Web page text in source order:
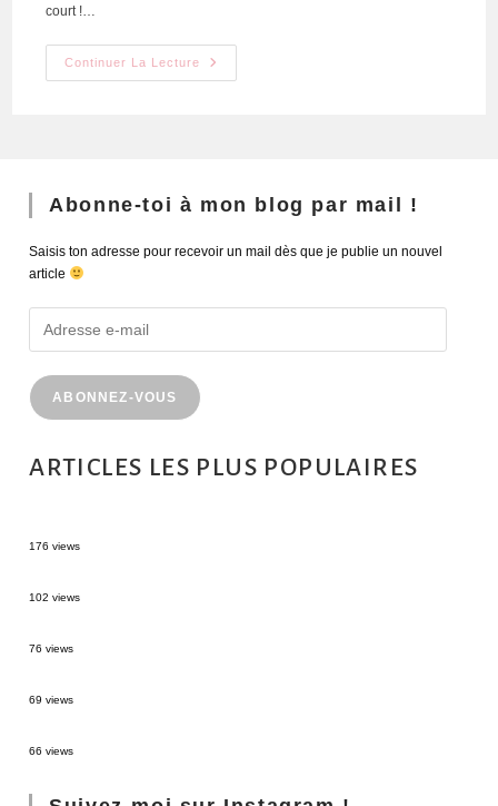
court !…
Continuer La Lecture
Abonne-toi à mon blog par mail !
Saisis ton adresse pour recevoir un mail dès que je publie un nouvel
article
ABONNEZ-VOUS
ARTICLES LES PLUS POPULAIRES
176 views
102 views
76 views
69 views
66 views